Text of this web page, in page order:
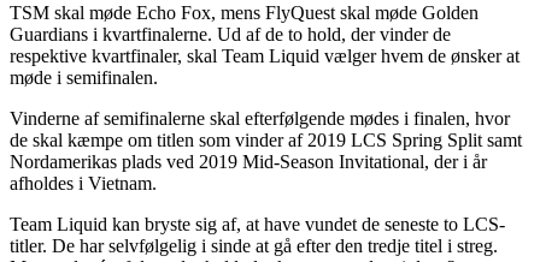
TSM skal møde Echo Fox, mens FlyQuest skal møde Golden
Guardians i kvartfinalerne. Ud af de to hold, der vinder de
respektive kvartfinaler, skal Team Liquid vælger hvem de ønsker at
møde i semifinalen.
Vinderne af semifinalerne skal efterfølgende mødes i finalen, hvor
de skal kæmpe om titlen som vinder af 2019 LCS Spring Split samt
Nordamerikas plads ved 2019 Mid-Season Invitational, der i år
afholdes i Vietnam.
Team Liquid kan bryste sig af, at have vundet de seneste to LCS-
titler. De har selvfølgelig i sinde at gå efter den tredje titel i streg.